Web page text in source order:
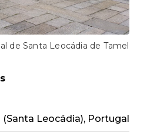
de Santa Leocádia de Tamel
(Santa Leocádia), Portugal